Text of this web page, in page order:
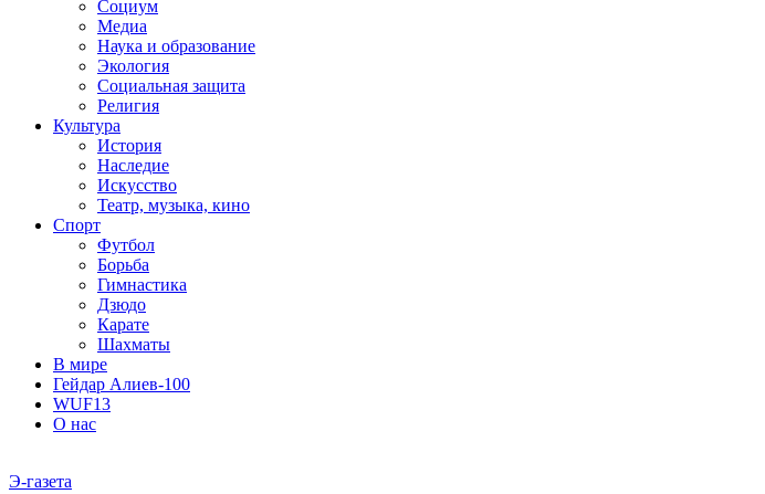
Социум
Медиа
Наука и образование
Экология
Социальная защита
Религия
Культура
История
Наследие
Искусство
Театр, музыка, кино
Спорт
Футбол
Борьба
Гимнастика
Дзюдо
Карате
Шахматы
В мире
Гейдар Алиев-100
WUF13
О нас
Э-газета